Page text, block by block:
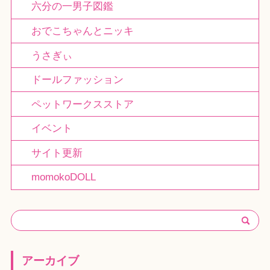
六分の一男子図鑑
おでこちゃんとニッキ
うさぎぃ
ドールファッション
ペットワークスストア
イベント
サイト更新
momokoDOLL
アーカイブ